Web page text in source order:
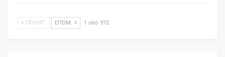
ΠΡΟΗΓ. ΕΠΌΜ. 1 από 972